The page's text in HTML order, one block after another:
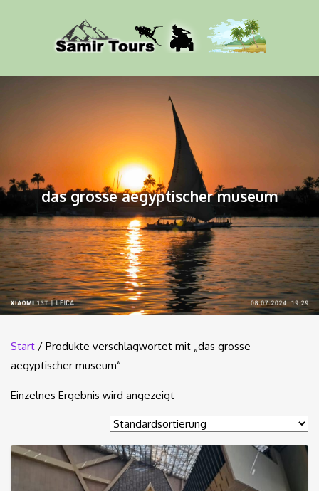
das grosse aegyptischer museum
Start / Produkte verschlagwortet mit „das grosse
aegyptischer museum“
Einzelnes Ergebnis wird angezeigt